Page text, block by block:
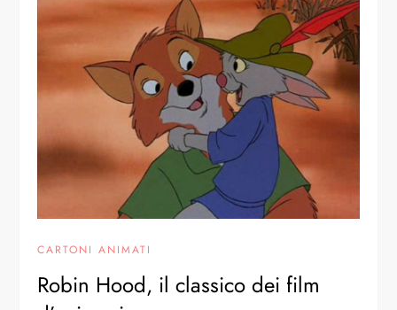
CARTONI ANIMATI
Robin Hood, il classico dei film